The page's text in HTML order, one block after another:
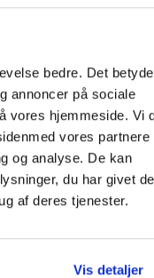
bedre. Det
annoncer på sociale
vores hjemmeside. Vi
vores partnere
og analyse. De kan
du har givet
af deres tjenester.
Vis detaljer